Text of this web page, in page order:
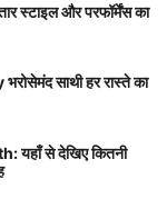
स्टाइल और परफॉर्मेंस का
साथी हर रास्ते का
से देखिए कितनी